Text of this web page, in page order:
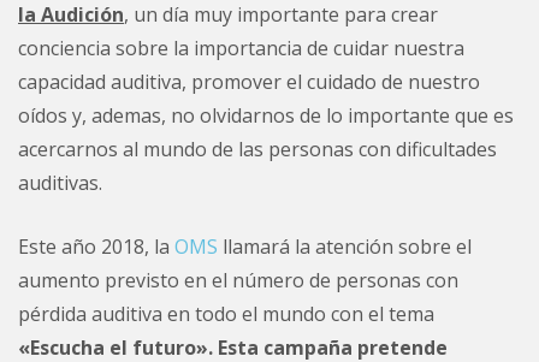
la Audición, un día muy importante para crear
conciencia sobre la importancia de cuidar nuestra
capacidad auditiva, promover el cuidado de nuestro
oídos y, ademas, no olvidarnos de lo importante que es
acercarnos al mundo de las personas con dificultades
auditivas.
Este año 2018, la OMS llamará la atención sobre el
aumento previsto en el número de personas con
pérdida auditiva en todo el mundo con el tema
«Escucha el futuro». Esta campaña pretende